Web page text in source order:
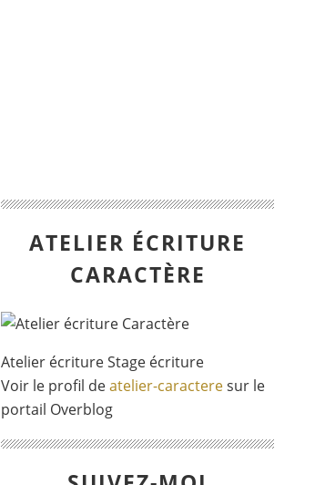
ATELIER ÉCRITURE
CARACTÈRE
Atelier écriture Stage écriture
Voir le profil deatelier-caracteresur le
portail Overblog